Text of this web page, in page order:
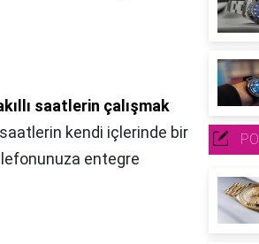
saatlerin çalışmak
saatlerin kendi içlerinde bir
entegre